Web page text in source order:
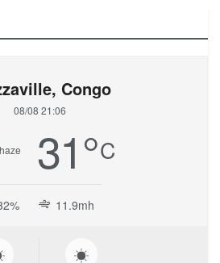
Congo
08/08 21:06
31°C
11.9mh